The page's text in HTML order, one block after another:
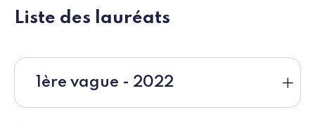
Liste des lauréats
1ère vague - 2022